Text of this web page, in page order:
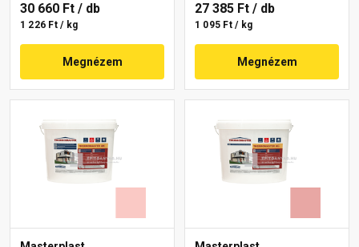
30 660 Ft / db
1 226 Ft / kg
Megnézem
27 385 Ft / db
1 095 Ft / kg
Megnézem